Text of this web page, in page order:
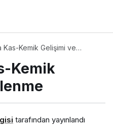
Kemik Gelişimi ve
Kemik
tarafından yayınlandı
Bozucu Maddeler ve